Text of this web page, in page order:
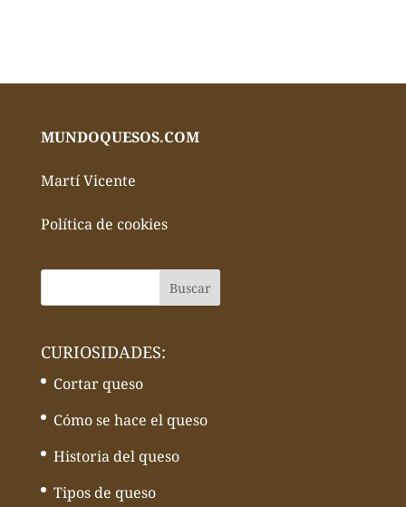
MUNDOQUESOS.COM
Martí Vicente
Política de cookies
CURIOSIDADES:
Cortar queso
Cómo se hace el queso
Historia del queso
Tipos de queso